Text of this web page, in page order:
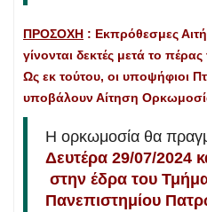
ΠΡΟΣΟΧΗ : Εκπρόθεσμες
γίνονται δεκτές μετά το
Ως εκ τούτου, οι υποψήφιοι
υποβάλουν Αίτηση
Η ορκωμοσία θα
Δευτέρα 29/07/2024
στην έδρα του
Πανεπιστημίου